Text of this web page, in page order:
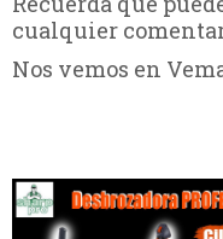
cualquier
Nos vemos en